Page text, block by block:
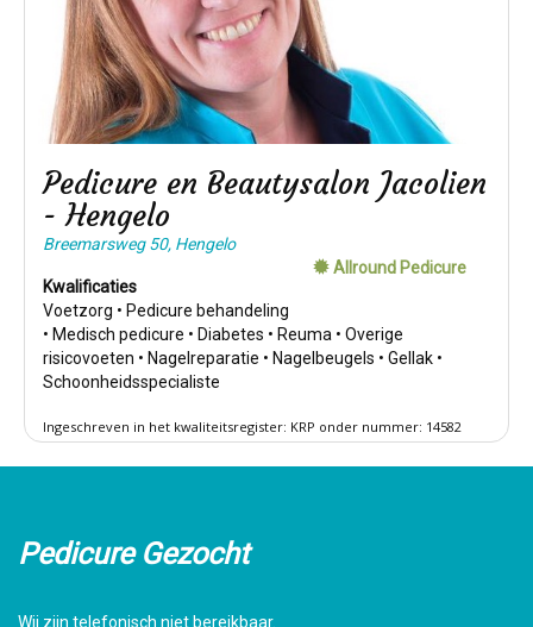
Pedicure en Beautysalon Jacolien
- Hengelo
Allround Pedicure
Breemarsweg 50, Hengelo
Kwalificaties
Voetzorg • Pedicure behandeling
• Medisch pedicure • Diabetes • Reuma • Overige
risicovoeten • Nagelreparatie • Nagelbeugels • Gellak •
Schoonheidsspecialiste
Ingeschreven in het kwaliteitsregister: KRP onder nummer: 14582
Pedicure Gezocht
Wij zijn telefonisch niet bereikbaar.